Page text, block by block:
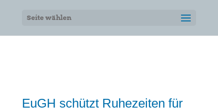
Seite wählen
EuGH schützt Ruhezeiten für